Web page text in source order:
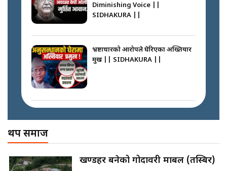
कस्तो छ नागढुङ्गा सुरुङमार्ग ? ||
SIDHAKURA ||
|| Court Grievances Directly to
the Supreme Court ||
SIDHAKURA
इनड्राइभ || SIDHAKURA ||
राष्ट्रिय सवालमा ९ दल एकजुट ||
Prachanda, Rabi, Gagan Stand
Diminishing Voice ||
SIDHAKURA ||
भ्रष्टाचारको आरोपले घेरिएका अख्तियार
प्रमुख || SIDHAKURA ||
SIDHAKURA
थप समाज
खण्डहर बनेको गोदावरी मार्बल (तस्बिर)